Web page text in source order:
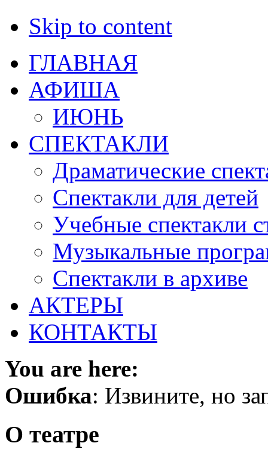
Skip to content
ГЛАВНАЯ
АФИША
ИЮНЬ
СПЕКТАКЛИ
Драматические
Спектакли для детей
Учебные спектакли
Музыкальные
Спектакли в архиве
АКТЕРЫ
КОНТАКТЫ
You are here:
Ошибка: Извините, но
О театре